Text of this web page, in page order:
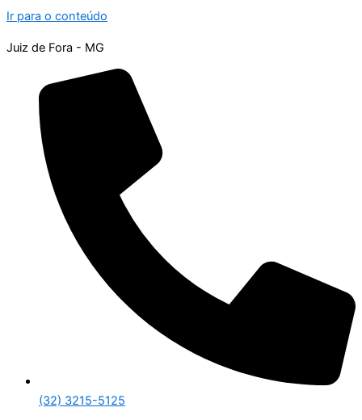
Ir para o conteúdo
Juiz de Fora - MG
(32) 3215-5125